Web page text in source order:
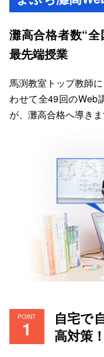
灘高合格者数“全
最先端授業
馬渕教室トップ教師
わせて全49回のWeb
が、灘高合格へ導きま
POINT
自宅で
高対策！